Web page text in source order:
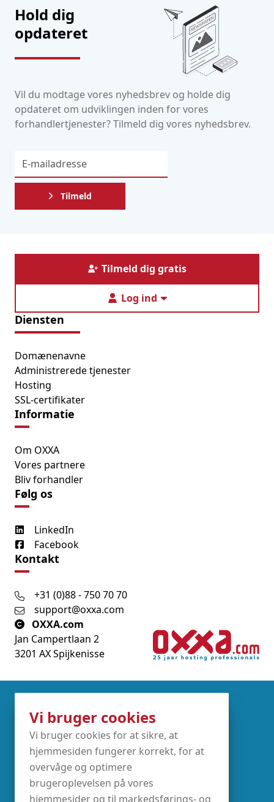
Vi bruger cookies
Vi bruger cookies for at sikre, at
hjemmesiden fungerer korrekt, for at
overvåge og optimere
brugeroplevelsen på vores
hjemmesider og til markedsførings- og
Hold dig
opdateret
Vil du modtage vores nyhedsbrev og holde dig
opdateret om udviklingen inden for vores
forhandlertjenester? Tilmeld dig vores nyhedsbrev.
Tilmeld
Tilmeld dig gratis
Log ind
Diensten
Domænenavne
Administrerede tjenester
Hosting
SSL-certifikater
Informatie
Om OXXA
Vores partnere
Bliv forhandler
Følg os
LinkedIn
Facebook
Kontakt
+31 (0)88 - 750 70 70
support@oxxa.com
OXXA.com
Jan Campertlaan 2
3201 AX Spijkenisse